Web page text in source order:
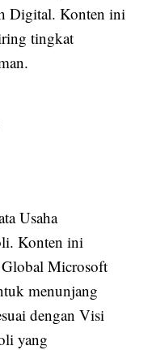
Digital. Konten ini
tingkat
Usaha
Konten ini
Microsoft
menunjang
dengan Visi
yang